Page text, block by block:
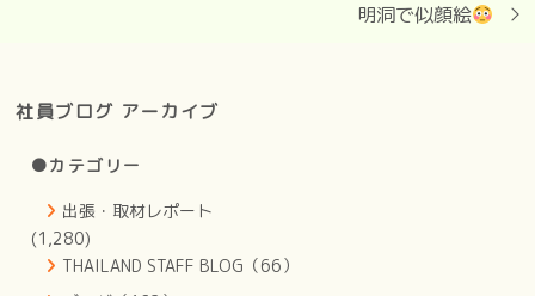
明洞で似顔絵
社員ブログ アーカイブ
●カテゴリー
出張・取材レポート
(1,280)
THAILAND STAFF BLOG（66）